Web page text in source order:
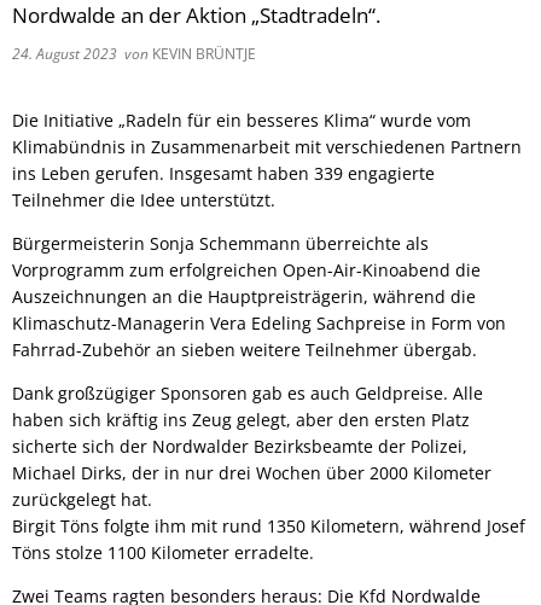
Nordwalde an der Aktion „Stadtradeln“.
24. August 2023 von KEVIN BRÜNTJE
Die Initiative „Radeln für ein besseres Klima“ wurde vom
Klimabündnis in Zusammenarbeit mit verschiedenen Partnern
ins Leben gerufen. Insgesamt haben 339 engagierte
Teilnehmer die Idee unterstützt.
Bürgermeisterin Sonja Schemmann überreichte als
Vorprogramm zum erfolgreichen Open-Air-Kinoabend die
Auszeichnungen an die Hauptpreisträgerin, während die
Klimaschutz-Managerin Vera Edeling Sachpreise in Form von
Fahrrad-Zubehör an sieben weitere Teilnehmer übergab.
Dank großzügiger Sponsoren gab es auch Geldpreise. Alle
haben sich kräftig ins Zeug gelegt, aber den ersten Platz
sicherte sich der Nordwalder Bezirksbeamte der Polizei,
Michael Dirks, der in nur drei Wochen über 2000 Kilometer
zurückgelegt hat.
Birgit Töns folgte ihm mit rund 1350 Kilometern, während Josef
Töns stolze 1100 Kilometer erradelte.
Zwei Teams ragten besonders heraus: Die Kfd Nordwalde